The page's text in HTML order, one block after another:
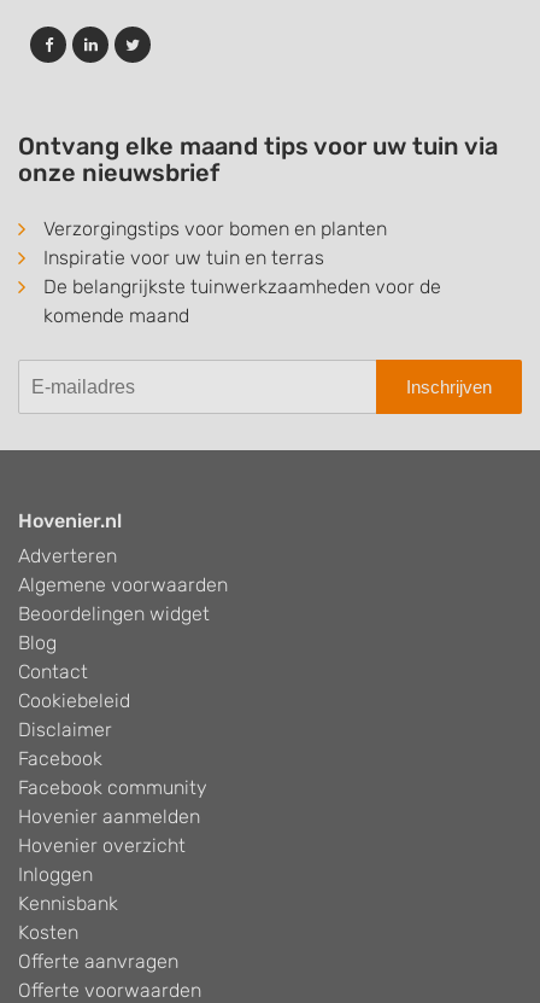
Ontvang elke maand tips voor uw tuin via
onze nieuwsbrief
Verzorgingstips voor bomen en planten
Inspiratie voor uw tuin en terras
De belangrijkste tuinwerkzaamheden voor de
komende maand
Inschrijven
Hovenier.nl
Adverteren
Algemene voorwaarden
Beoordelingen widget
Blog
Contact
Cookiebeleid
Disclaimer
Facebook
Facebook community
Hovenier aanmelden
Hovenier overzicht
Inloggen
Kennisbank
Kosten
Offerte aanvragen
Offerte voorwaarden